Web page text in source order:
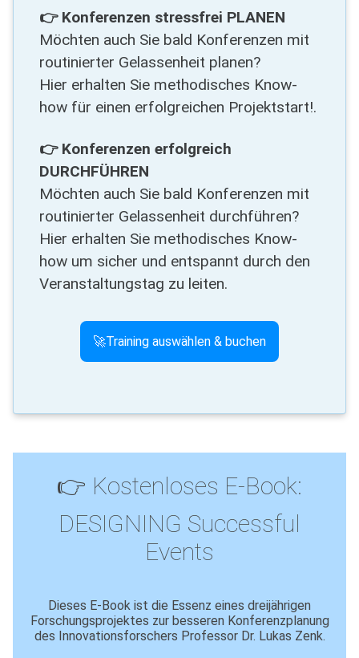
👉 Konferenzen stressfrei PLANEN
Möchten auch Sie bald Konferenzen mit
routinierter Gelassenheit planen?
Hier erhalten Sie methodisches Know-
how für einen erfolgreichen Projektstart!.
👉 Konferenzen erfolgreich
DURCHFÜHREN
Möchten auch Sie bald Konferenzen mit
routinierter Gelassenheit durchführen?
Hier erhalten Sie methodisches Know-
how um sicher und entspannt durch den
Veranstaltungstag zu leiten.
🚀Training auswählen & buchen
👉 Kostenloses E-Book:
DESIGNING Successful
Events
Dieses E-Book ist die Essenz eines dreijährigen
Forschungsprojektes zur besseren Konferenzplanung
des Innovationsforschers Professor Dr. Lukas Zenk.